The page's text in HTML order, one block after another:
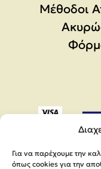
Για να παρέχουμε την
όπως cookies για την
Μέθοδοι